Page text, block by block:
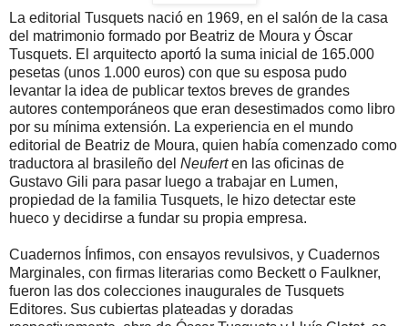
La editorial Tusquets nació en 1969, en el salón de la casa
del matrimonio formado por Beatriz de Moura y Óscar
Tusquets. El arquitecto aportó la suma inicial de 165.000
pesetas (unos 1.000 euros) con que su esposa pudo
levantar la idea de publicar textos breves de grandes
autores contemporáneos que eran desestimados como libro
por su mínima extensión. La experiencia en el mundo
editorial de Beatriz de Moura, quien había comenzado como
traductora al brasileño del Neuferten las oficinas de
Gustavo Gili para pasar luego a trabajar en Lumen,
propiedad de la familia Tusquets, le hizo detectar este
hueco y decidirse a fundar su propia empresa.
Cuadernos Ínfimos, con ensayos revulsivos, y Cuadernos
Marginales, con firmas literarias como Beckett o Faulkner,
fueron las dos colecciones inaugurales de Tusquets
Editores. Sus cubiertas plateadas y doradas